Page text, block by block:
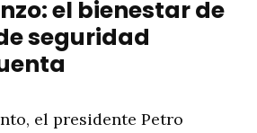
el bienestar de
seguridad
el presidente Petro